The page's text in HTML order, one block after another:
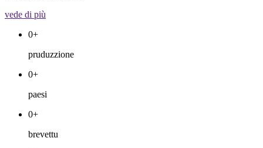
vede di più
0+
pruduzzione
0+
paesi
0+
brevettu